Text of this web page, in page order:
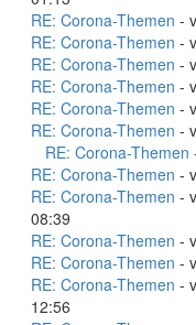
RE: Corona-Themen -
RE: Corona-Themen -
RE: Corona-Themen -
RE: Corona-Themen -
RE: Corona-Themen -
RE: Corona-Themen -
RE: Corona-Themen
RE: Corona-Themen -
RE: Corona-Themen -
08:39
RE: Corona-Themen -
RE: Corona-Themen -
RE: Corona-Themen -
12:56